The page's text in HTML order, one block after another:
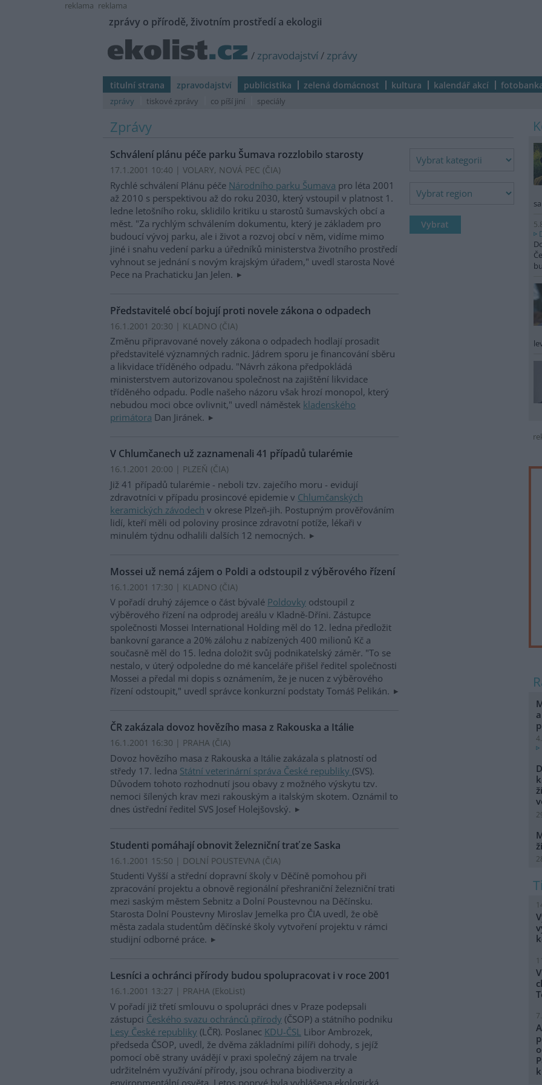
reklama reklama
zprávy o přírodě, životním prostředí a ekologii
/ zpravodajství/ zprávy
titulní strana zpravodajství publicistika zelená domácnost kultura kalendář akcí
zprávy tiskové zprávy co píší jiní speciály
Zprávy
Schválení plánu péče parku Šumava rozzlobilo starosty
17.1.2001 10:40 | VOLARY, NOVÁ PEC (ČIA)
Rychlé schválení Plánu péče Národního parku Šumava pro léta 2001
až 2010 s perspektivou až do roku 2030, který vstoupil v platnost 1.
ledne letošního roku, sklidilo kritiku u starostů šumavských obcí a
měst. "Za rychlým schválením dokumentu, který je základem pro
budoucí vývoj parku, ale i život a rozvoj obcí v něm, vidíme mimo
jiné i snahu vedení parku a úředníků ministerstva životního prostředí
vyhnout se jednání s novým krajským úřadem," uvedl starosta Nové
Pece na Prachaticku Jan Jelen.
Představitelé obcí bojují proti novele zákona o odpadech
16.1.2001 20:30 | KLADNO (ČIA)
Změnu připravované novely zákona o odpadech hodlají prosadit
představitelé významných radnic. Jádrem sporu je financování sběru
a likvidace tříděného odpadu. "Návrh zákona předpokládá
ministerstvem autorizovanou společnost na zajištění likvidace
tříděného odpadu. Podle našeho názoru však hrozí monopol, který
nebudou moci obce ovlivnit," uvedl náměstek kladenského
primátora Dan Jiránek.
V Chlumčanech už zaznamenali 41 případů tularémie
16.1.2001 20:00 | PLZEŇ (ČIA)
Již 41 případů tularémie - neboli tzv. zaječího moru - evidují
zdravotníci v případu prosincové epidemie v Chlumčanských
keramických závodech v okrese Plzeň-jih. Postupným prověřováním
lidí, kteří měli od poloviny prosince zdravotní potíže, lékaři v
minulém týdnu odhalili dalších 12 nemocných.
Mossei už nemá zájem o Poldi a odstoupil z výběrového řízení
16.1.2001 17:30 | KLADNO (ČIA)
V pořadí druhý zájemce o část bývalé Poldovky odstoupil z
výběrového řízení na odprodej areálu v Kladně-Dříni. Zástupce
společnosti Mossei International Holding měl do 12. ledna předložit
bankovní garance a 20% zálohu z nabízených 400 milionů Kč a
současně měl do 15. ledna doložit svůj podnikatelský záměr. "To se
nestalo, v úterý odpoledne do mé kanceláře přišel ředitel společnosti
Mossei a předal mi dopis s oznámením, že je nucen z výběrového
řízení odstoupit," uvedl správce konkurzní podstaty Tomáš Pelikán.
ČR zakázala dovoz hovězího masa z Rakouska a Itálie
16.1.2001 16:30 | PRAHA (ČIA)
Dovoz hovězího masa z Rakouska a Itálie zakázala s platností od
středy 17. ledna Státní veterinární správa České republiky (SVS).
Důvodem tohoto rozhodnutí jsou obavy z možného výskytu tzv.
nemoci šílených krav mezi rakouským a italským skotem. Oznámil to
dnes ústřední ředitel SVS Josef Holejšovský.
Studenti pomáhají obnovit železniční trať ze Saska
16.1.2001 15:50 | DOLNÍ POUSTEVNA (ČIA)
Studenti Vyšší a střední dopravní školy v Děčíně pomohou při
zpracování projektu a obnově regionální přeshraniční železniční trati
mezi saským městem Sebnitz a Dolní Poustevnou na Děčínsku.
Starosta Dolní Poustevny Miroslav Jemelka pro ČIA uvedl, že obě
města zadala studentům děčínské školy vytvoření projektu v rámci
studijní odborné práce.
Lesníci a ochránci přírody budou spolupracovat i v roce 2001
16.1.2001 13:27 | PRAHA (EkoList)
V pořadí již třetí smlouvu o spolupráci dnes v Praze podepsali
zástupci Českého svazu ochránců přírody (ČSOP) a státního podniku
Lesy České republiky (LČR). Poslanec KDU-ČSL Libor Ambrozek,
předseda ČSOP, uvedl, že dvěma základními pilíři dohody, s jejíž
pomocí obě strany uvádějí v praxi společný zájem na trvale
udržitelném využívání přírody, jsou ochrana biodiverzity a
environmentální osvěta. Letos poprvé byla vyhlášena ekologická